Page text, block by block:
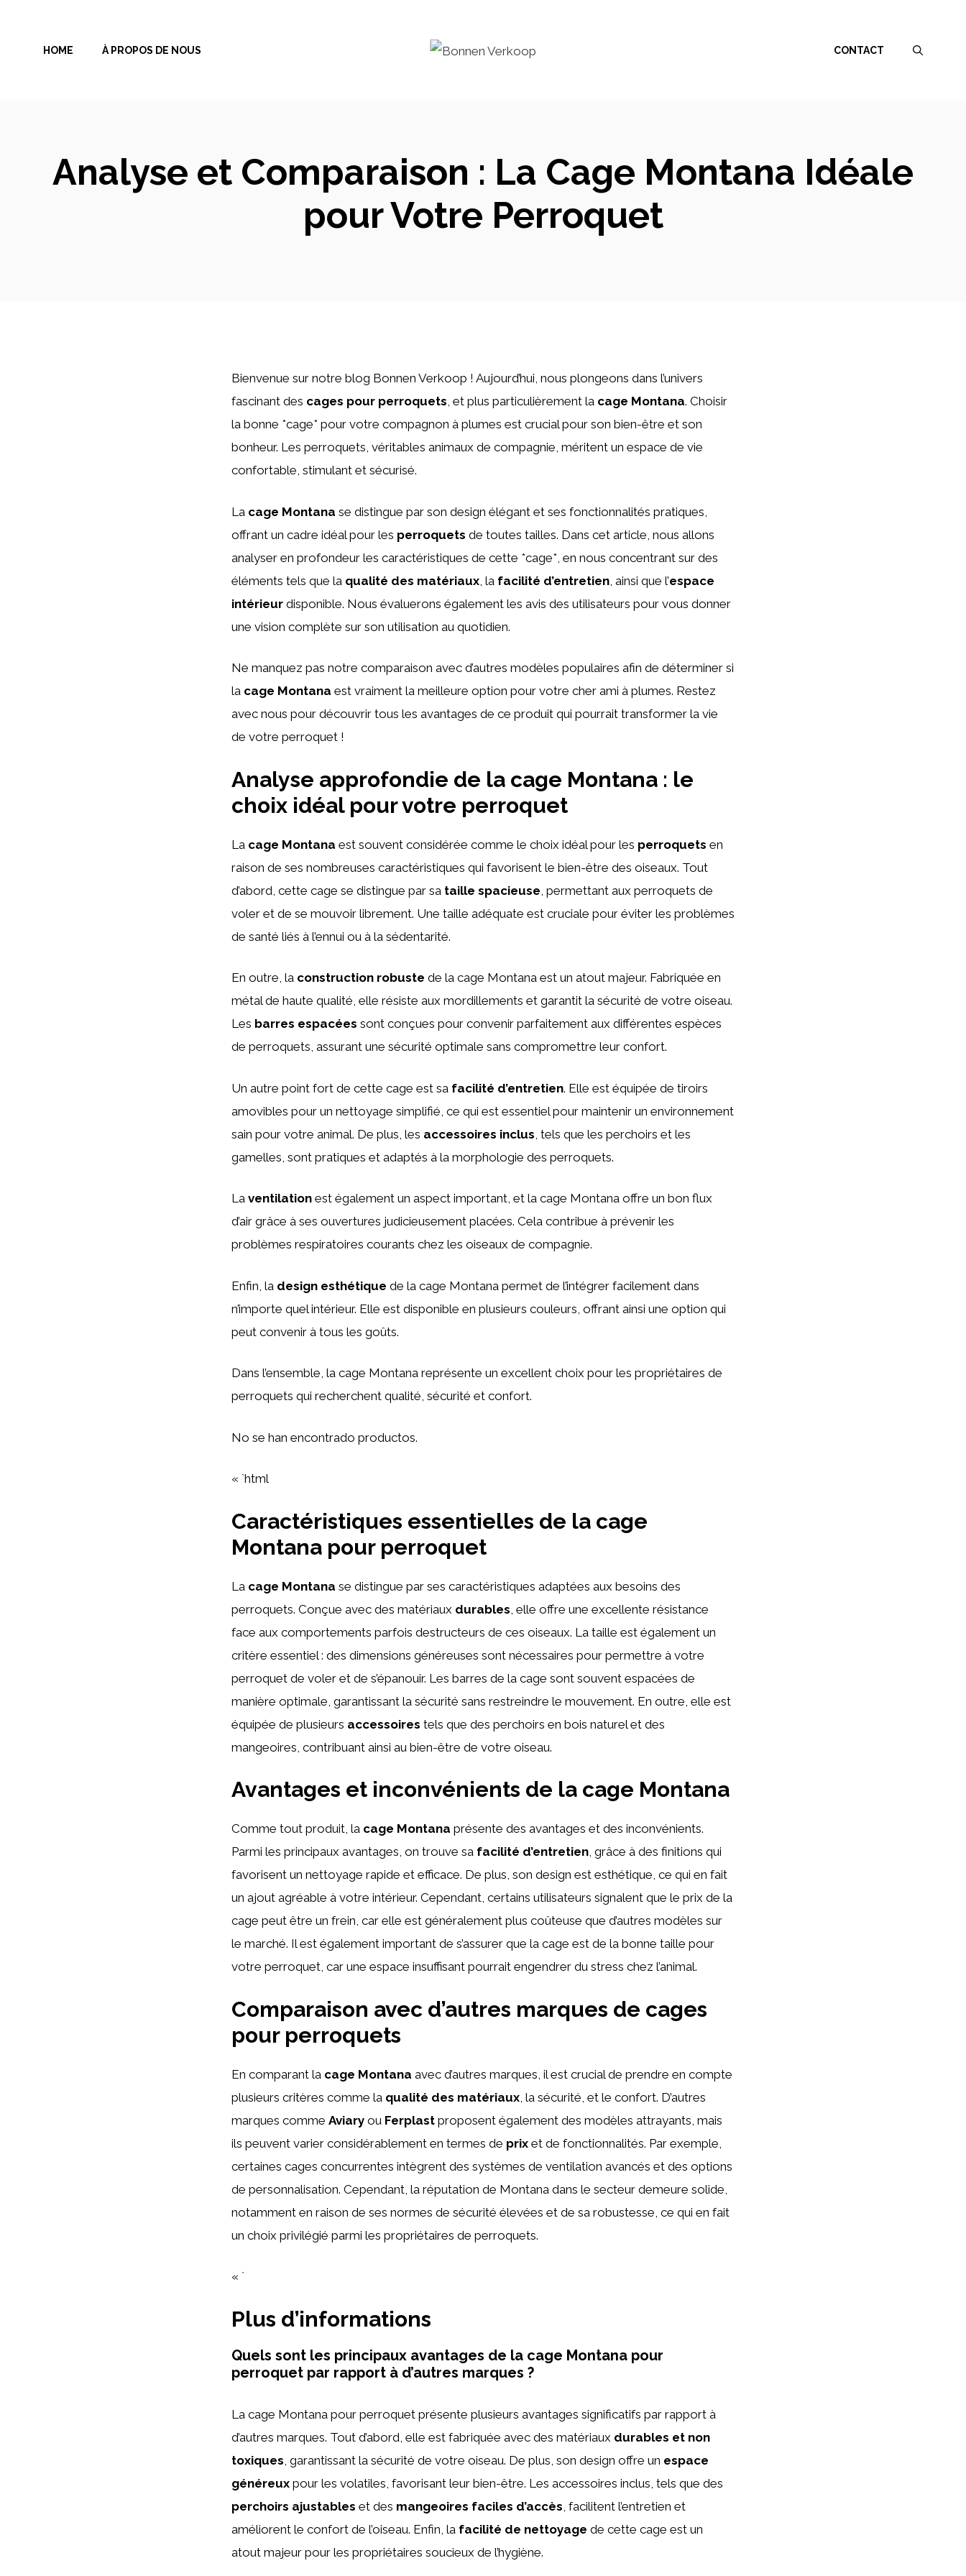
contenuHOME À PROPOS DE NOUS CONTACT
Analyse et Comparaison : La Cage Montana Idéale
pour Votre Perroquet
Bienvenue sur notre blog Bonnen Verkoop ! Aujourd’hui, nous plongeons dans l’univers
fascinant des cages pour perroquets, et plus particulièrement la cage Montana. Choisir
la bonne *cage* pour votre compagnon à plumes est crucial pour son bien-être et son
bonheur. Les perroquets, véritables animaux de compagnie, méritent un espace de vie
confortable, stimulant et sécurisé.
La cage Montana se distingue par son design élégant et ses fonctionnalités pratiques,
offrant un cadre idéal pour les perroquets de toutes tailles. Dans cet article, nous allons
analyser en profondeur les caractéristiques de cette *cage*, en nous concentrant sur des
éléments tels que la qualité des matériaux , la facilité d’entretien , ainsi que l’espace
intérieur disponible. Nous évaluerons également les avis des utilisateurs pour vous donner
une vision complète sur son utilisation au quotidien.
Ne manquez pas notre comparaison avec d’autres modèles populaires afin de déterminer si
la cage Montana est vraiment la meilleure option pour votre cher ami à plumes. Restez
avec nous pour découvrir tous les avantages de ce produit qui pourrait transformer la vie
de votre perroquet !
Analyse approfondie de la cage Montana : le
choix idéal pour votre perroquet
La cage Montana est souvent considérée comme le choix idéal pour les perroquets en
raison de ses nombreuses caractéristiques qui favorisent le bien-être des oiseaux. Tout
d’abord, cette cage se distingue par sa taille spacieuse , permettant aux perroquets de
voler et de se mouvoir librement. Une taille adéquate est cruciale pour éviter les problèmes
de santé liés à l’ennui ou à la sédentarité.
En outre, la construction robuste de la cage Montana est un atout majeur. Fabriquée en
métal de haute qualité, elle résiste aux mordillements et garantit la sécurité de votre oiseau.
Les barres espacées sont conçues pour convenir parfaitement aux différentes espèces
de perroquets, assurant une sécurité optimale sans compromettre leur confort.
Un autre point fort de cette cage est sa facilité d’entretien. Elle est équipée de tiroirs
amovibles pour un nettoyage simplifié, ce qui est essentiel pour maintenir un environnement
sain pour votre animal. De plus, les accessoires inclus , tels que les perchoirs et les
gamelles, sont pratiques et adaptés à la morphologie des perroquets.
La ventilation est également un aspect important, et la cage Montana offre un bon flux
d’air grâce à ses ouvertures judicieusement placées. Cela contribue à prévenir les
problèmes respiratoires courants chez les oiseaux de compagnie.
Enfin, la design esthétique de la cage Montana permet de l’intégrer facilement dans
n’importe quel intérieur. Elle est disponible en plusieurs couleurs, offrant ainsi une option qui
peut convenir à tous les goûts.
Dans l’ensemble, la cage Montana représente un excellent choix pour les propriétaires de
perroquets qui recherchent qualité, sécurité et confort.
No se han encontrado productos.
« `html
Caractéristiques essentielles de la cage
Montana pour perroquet
La cage Montana se distingue par ses caractéristiques adaptées aux besoins des
perroquets. Conçue avec des matériaux durables , elle offre une excellente résistance
face aux comportements parfois destructeurs de ces oiseaux. La taille est également un
critère essentiel : des dimensions généreuses sont nécessaires pour permettre à votre
perroquet de voler et de s’épanouir. Les barres de la cage sont souvent espacées de
manière optimale, garantissant la sécurité sans restreindre le mouvement. En outre, elle est
équipée de plusieurs accessoires tels que des perchoirs en bois naturel et des
mangeoires, contribuant ainsi au bien-être de votre oiseau.
Avantages et inconvénients de la cage Montana
Comme tout produit, la cage Montana présente des avantages et des inconvénients.
Parmi les principaux avantages, on trouve sa facilité d’entretien, grâce à des finitions qui
favorisent un nettoyage rapide et efficace. De plus, son design est esthétique, ce qui en fait
un ajout agréable à votre intérieur. Cependant, certains utilisateurs signalent que le prix de la
cage peut être un frein, car elle est généralement plus coûteuse que d’autres modèles sur
le marché. Il est également important de s’assurer que la cage est de la bonne taille pour
votre perroquet, car une espace insuffisant pourrait engendrer du stress chez l’animal.
Comparaison avec d’autres marques de cages
pour perroquets
En comparant la cage Montana avec d’autres marques, il est crucial de prendre en compte
plusieurs critères comme la qualité des matériaux , la sécurité, et le confort. D’autres
marques comme Aviary ou Ferplast proposent également des modèles attrayants, mais
ils peuvent varier considérablement en termes de prix et de fonctionnalités. Par exemple,
certaines cages concurrentes intègrent des systèmes de ventilation avancés et des options
de personnalisation. Cependant, la réputation de Montana dans le secteur demeure solide,
notamment en raison de ses normes de sécurité élevées et de sa robustesse, ce qui en fait
un choix privilégié parmi les propriétaires de perroquets.
« `
Plus d’informations
Quels sont les principaux avantages de la cage Montana pour
perroquet par rapport à d’autres marques ?
La cage Montana pour perroquet présente plusieurs avantages significatifs par rapport à
d’autres marques. Tout d’abord, elle est fabriquée avec des matériaux durables et non
toxiques , garantissant la sécurité de votre oiseau. De plus, son design offre un espace
généreux pour les volatiles, favorisant leur bien-être. Les accessoires inclus, tels que des
perchoirs ajustables et des mangeoires faciles d’accès , facilitent l’entretien et
améliorent le confort de l’oiseau. Enfin, la facilité de nettoyage de cette cage est un
atout majeur pour les propriétaires soucieux de l’hygiène.